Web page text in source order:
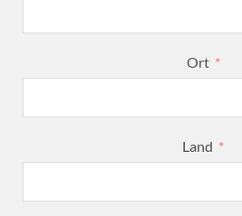
Ort
Land